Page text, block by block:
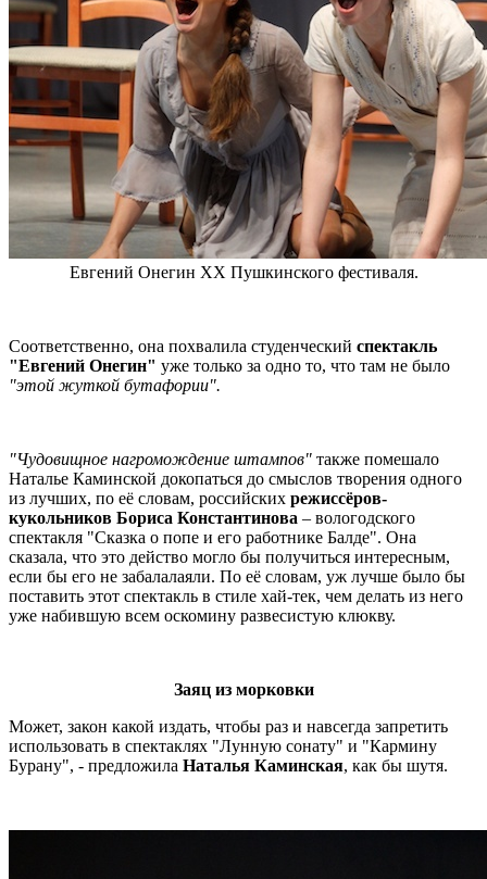
Евгений Онегин XX Пушкинского фестиваля.
Соответственно, она похвалила студенческий спектакль
"Евгений Онегин" уже только за одно то, что там не было
"этой жуткой бутафории".
"Чудовищное нагромождение штампов" также помешало
Наталье Каминской докопаться до смыслов творения одного
из лучших, по её словам, российских режиссёров-
кукольников Бориса Константинова – вологодского
спектакля "Сказка о попе и его работнике Балде". Она
сказала, что это действо могло бы получиться интересным,
если бы его не забалалаяли. По её словам, уж лучше было бы
поставить этот спектакль в стиле хай-тек, чем делать из него
уже набившую всем оскомину развесистую клюкву.
Заяц из морковки
Может, закон какой издать, чтобы раз и навсегда запретить
использовать в спектаклях "Лунную сонату" и "Кармину
Бурану", - предложила Наталья Каминская, как бы шутя.